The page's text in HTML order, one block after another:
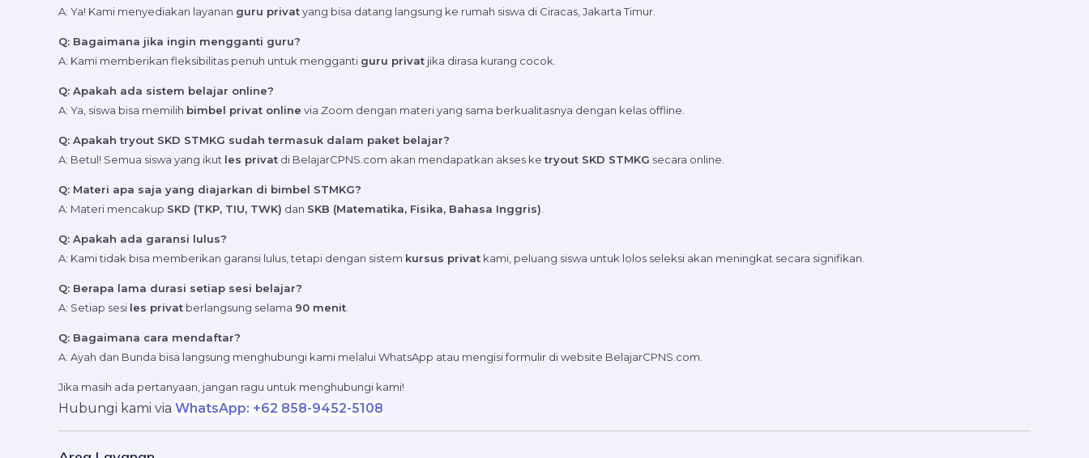
A: Ya! Kami menyediakan layanan guru privatyang bisa datang langsung ke rumah siswa di Ciracas, Jakarta Timur.
Q: Bagaimana jika ingin mengganti guru?
A: Kami memberikan fleksibilitas penuh untuk mengganti guru privat jika dirasa kurang cocok.
Q: Apakah ada sistem belajar online?
A: Ya, siswa bisa memilih bimbel privat online via Zoom dengan materi yang sama berkualitasnya dengan kelas offline.
Q: Apakah tryout SKD STMKG sudah termasuk dalam paket belajar?
A: Betul! Semua siswa yang ikut les privat di BelajarCPNS.com akan mendapatkan akses ketryout SKD STMKG secara online.
Q: Materi apa saja yang diajarkan di bimbel STMKG?
A: Materi mencakup SKD (TKP, TIU, TWK) dan SKB (Matematika, Fisika, Bahasa Inggris).
Q: Apakah ada garansi lulus?
A: Kami tidak bisa memberikan garansi lulus, tetapi dengan sistem kursus privat kami, peluang siswa untuk lolos seleksi akan meningkat secara signifikan.
Q: Berapa lama durasi setiap sesi belajar?
A: Setiap sesi les privat berlangsung selama 90 menit.
Q: Bagaimana cara mendaftar?
A: Ayah dan Bunda bisa langsung menghubungi kami melalui WhatsApp atau mengisi formulir di website BelajarCPNS.com.
Jika masih ada pertanyaan, jangan ragu untuk menghubungi kami!
Hubungi kami via WhatsApp: +62 858-9452-5108